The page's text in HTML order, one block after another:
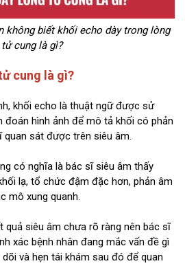
không biết khối echo dày trong lòng
tử cung là gì?
cung là gì?
khối echo là thuật ngữ được sử
đoán hình ảnh để mô tả khối có phản
sát được trên siêu âm.
có nghĩa là bác sĩ siêu âm thấy
lạ, tổ chức đậm đặc hơn, phản âm
mô xung quanh.
quả siêu âm chưa rõ ràng nên bác sĩ
xác bệnh nhân đang mắc vấn đề gì
và hẹn tái khám sau đó để quan